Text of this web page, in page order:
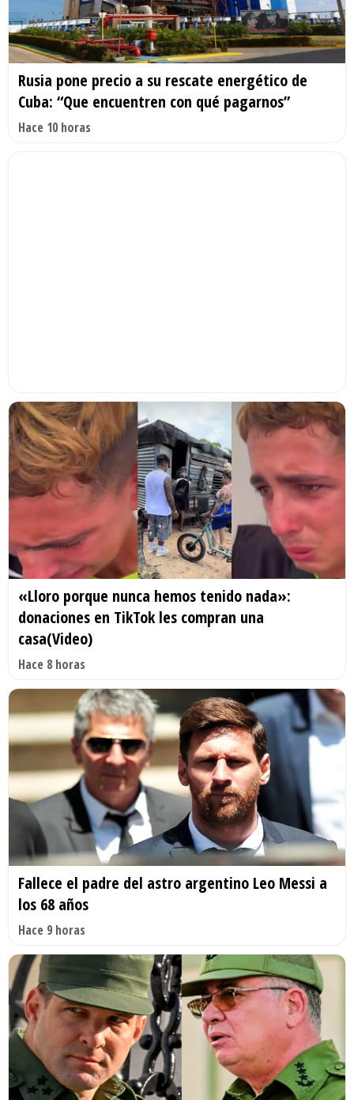
Rusia pone precio a su rescate energético de
Cuba: “Que encuentren con qué pagarnos”
Hace 10 horas
«Lloro porque nunca hemos tenido nada»:
donaciones en TikTok les compran una
casa(Video)
Hace 8 horas
Fallece el padre del astro argentino Leo Messi a
los 68 años
Hace 9 horas